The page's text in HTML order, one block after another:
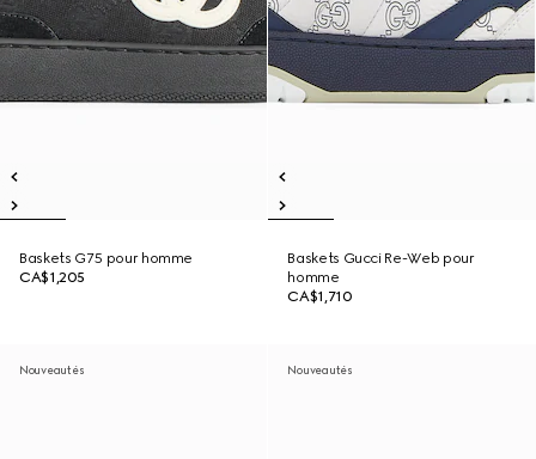
Baskets G75 pour homme
CA$1,205
Baskets Gucci Re-Web pour
homme
CA$1,710
Nouveautés Nouveautés